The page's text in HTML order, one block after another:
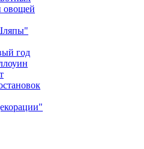
овощей
год